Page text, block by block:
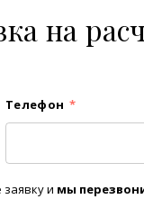
на
Телефон *
и мы